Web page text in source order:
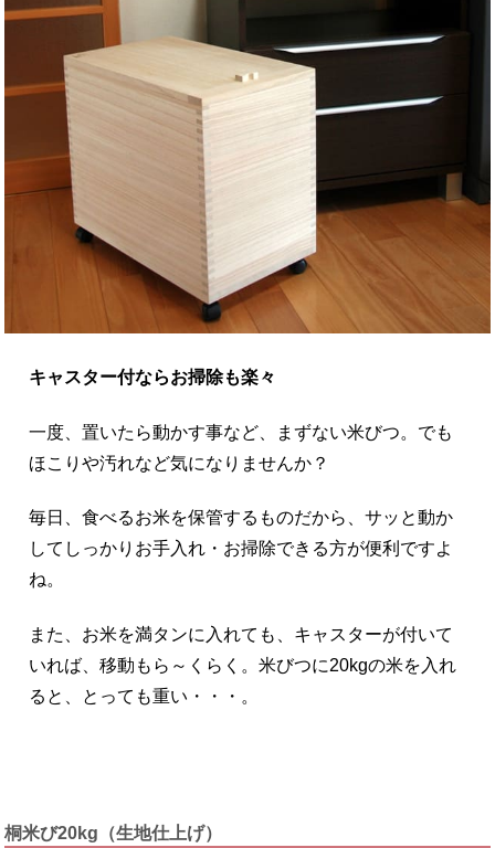
キャスター付ならお掃除も楽々
一度、置いたら動かす事など、まずない米びつ。でも
ほこりや汚れなど気になりませんか？
毎日、食べるお米を保管するものだから、サッと動か
してしっかりお手入れ・お掃除できる方が便利ですよ
ね。
また、お米を満タンに入れても、キャスターが付いて
いれば、移動もら～くらく。米びつに20kgの米を入れ
ると、とっても重い・・・。
桐米び20kg（生地仕上げ）